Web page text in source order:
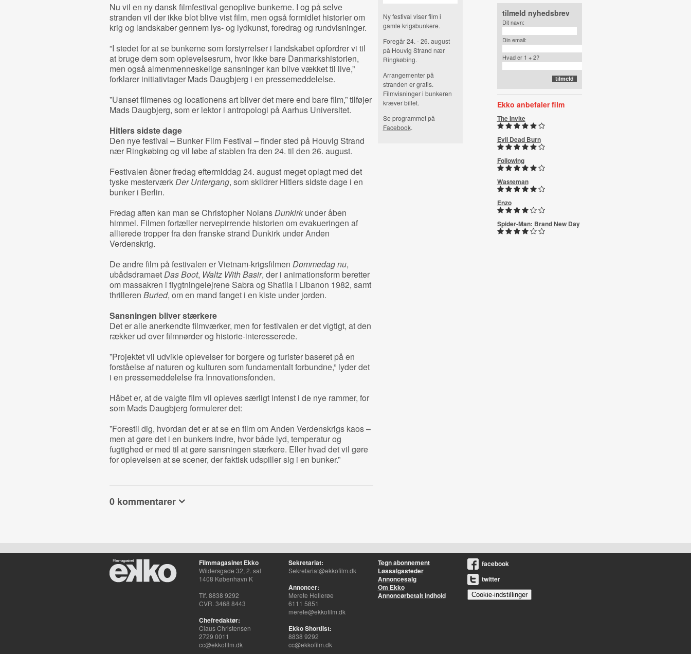
Nu vil en ny dansk filmfestival genoplive bunkerne. I og på selve
stranden vil der ikke blot blive vist film, men også formidlet historier om
krig og landskaber gennem lys- og lydkunst, foredrag og rundvisninger.
”I stedet for at se bunkerne som forstyrrelser i landskabet opfordrer vi til
at bruge dem som oplevelsesrum, hvor ikke bare Danmarkshistorien,
men også almenmenneskelige sansninger kan blive vækket til live,”
forklarer initiativtager Mads Daugbjerg i en pressemeddelelse.
”Uanset filmenes og locationens art bliver det mere end bare film,” tilføjer
Mads Daugbjerg, som er lektor i antropologi på Aarhus Universitet.
Hitlers sidste dage
Den nye festival – Bunker Film Festival – finder sted på Houvig Strand
nær Ringkøbing og vil løbe af stablen fra den 24. til den 26. august.
Festivalen åbner fredag eftermiddag 24. august meget oplagt med det
tyske mesterværkDer Untergang, som skildrer Hitlers sidste dage i en
bunker i Berlin.
Fredag aften kan man se Christopher NolansDunkirk under åben
himmel. Filmen fortæller nervepirrende historien om evakueringen af
allierede tropper fra den franske strand Dunkirk under Anden
Verdenskrig.
De andre film på festivalen er Vietnam-krigsfilmen Dommedag nu,
ubådsdramaetDas Boot, Waltz With Basir, der i animationsform beretter
om massakren i flygtningelejrene Sabra og Shatila i Libanon 1982, samt
thrilleren Buried, om en mand fanget i en kiste under jorden.
Sansningen bliver stærkere
Det er alle anerkendte filmværker, men for festivalen er det vigtigt, at den
rækker ud over filmnørder og historie-interesserede.
”Projektet vil udvikle oplevelser for borgere og turister baseret på en
forståelse af naturen og kulturen som fundamentalt forbundne,” lyder det
i en pressemeddelelse fra Innovationsfonden.
Håbet er, at de valgte film vil opleves særligt intenst i de nye rammer, for
som Mads Daugbjerg formulerer det:
”Forestil dig, hvordan det er at se en film om Anden Verdenskrigs kaos –
men at gøre det i en bunkers indre, hvor både lyd, temperatur og
fugtighed er med til at gøre sansningen stærkere. Eller hvad det vil gøre
for oplevelsen at se scener, der faktisk udspiller sig i en bunker.”
0 kommentarer
Ny festival viser film i
gamle krigsbunkere.
Foregår 24. - 26. august
på Houvig Strand nær
Ringkøbing.
Arrangementer på
stranden er gratis.
Filmvisninger i bunkeren
kræver billet.
Se programmet på
Facebook.
tilmeld nyhedsbrev
Dit navn:
Din email:
Hvad er 1 + 2?
Ekko anbefaler film
The Invite
Evil Dead Burn
Following
Wasteman
Enzo
Spider-Man: Brand New Day
Filmmagasinet Ekko
Wildersgade 32, 2. sal
1408 København K
Tlf. 8838 9292
CVR. 3468 8443
Chefredaktør:
Claus Christensen
2729 0011
cc@ekkofilm.dk
Sekretariat:
Sekretariat@ekkofilm.dk
Annoncer:
Merete Hellerøe
6111 5851
merete@ekkofilm.dk
Ekko Shortlist:
8838 9292
cc@ekkofilm.dk
Tegn abonnement
Løssalgssteder
Annoncesalg
Om Ekko
Annoncørbetalt indhold
facebook
twitter
Cookie-indstillinger